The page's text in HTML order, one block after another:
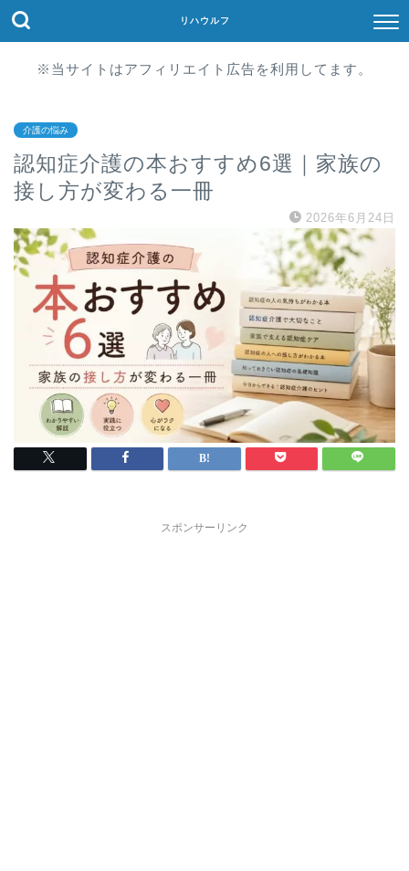
リハウルフ
※当サイトはアフィリエイト広告を利用してます。
介護の悩み
認知症介護の本おすすめ6選｜家族の
接し方が変わる一冊
2026年6月24日
スポンサーリンク